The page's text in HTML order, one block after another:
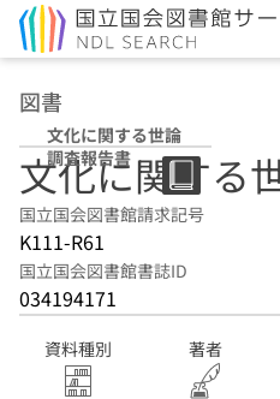
図書
文化に関する世論
調査報告書
文化に関する
国立国会図書館請求記号
K111-R61
国立国会図書館書誌ID
034194171
資料種別 著者